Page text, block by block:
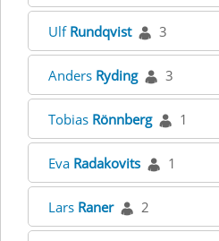
Ulf Rundqvist 3
Anders Ryding 3
Tobias Rönnberg 1
Eva Radakovits 1
Lars Raner 2